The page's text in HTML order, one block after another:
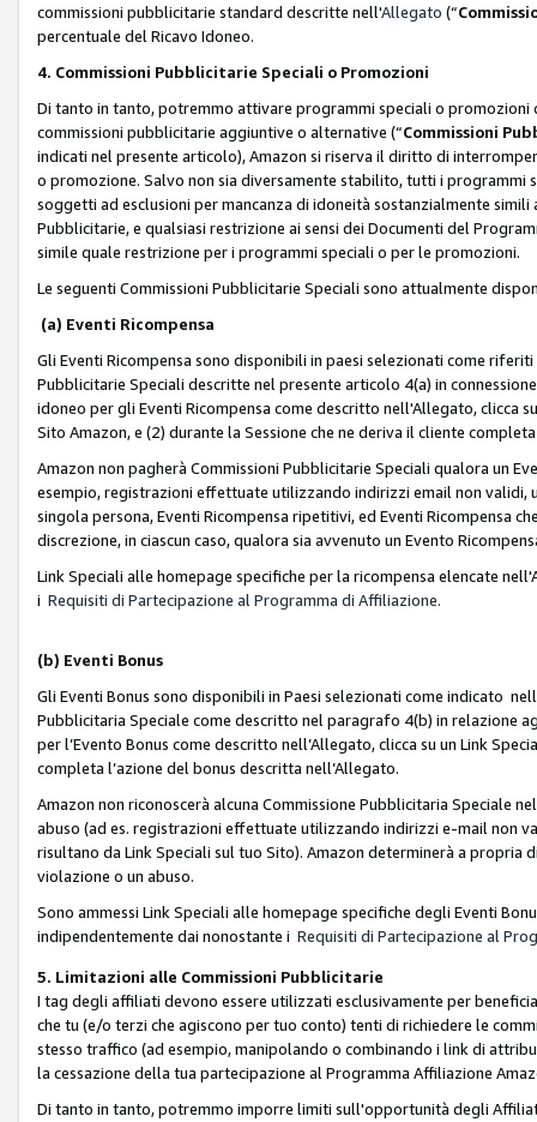
commissioni pubblicitarie standard descritte nell'Allegato (“
percentuale del Ricavo Idoneo.
4. Commissioni Pubblicitarie Speciali o Promozioni
Di tanto in tanto, potremmo attivare programmi speciali o
commissioni pubblicitarie aggiuntive o alternative (“Commissioni
indicati nel presente articolo), Amazon si riserva il diritto di
o promozione. Salvo non sia diversamente stabilito, tutti i
soggetti ad esclusioni per mancanza di idoneità sostanzialmente
Pubblicitarie, e qualsiasi restrizione ai sensi dei Documenti del
simile quale restrizione per i programmi speciali o per le promozioni.
Le seguenti Commissioni Pubblicitarie Speciali sono attualmente
(a) Eventi Ricompensa
Gli Eventi Ricompensa sono disponibili in paesi selezionati come
Pubblicitarie Speciali descritte nel presente articolo 4(a) in
idoneo per gli Eventi Ricompensa come descritto nell'Allegato, clicca
Sito Amazon, e (2) durante la Sessione che ne deriva il cliente
Amazon non pagherà Commissioni Pubblicitarie Speciali qualora un
esempio, registrazioni effettuate utilizzando indirizzi email non
singola persona, Eventi Ricompensa ripetitivi, ed Eventi Ricompensa
discrezione, in ciascun caso, qualora sia avvenuto un Evento
Link Speciali alle homepage specifiche per la ricompensa elencate
i Requisiti di Partecipazione al Programma di Affiliazione.
(b) Eventi Bonus
Gli Eventi Bonus sono disponibili in Paesi selezionati come indicato
Pubblicitaria Speciale come descritto nel paragrafo 4(b) in relazione
per l’Evento Bonus come descritto nell’Allegato, clicca su un Link
completa l’azione del bonus descritta nell’Allegato.
Amazon non riconoscerà alcuna Commissione Pubblicitaria Speciale
abuso (ad es. registrazioni effettuate utilizzando indirizzi e-mail non
risultano da Link Speciali sul tuo Sito). Amazon determinerà a propria
violazione o un abuso.
Sono ammessi Link Speciali alle homepage specifiche degli Eventi
indipendentemente dai nonostante i Requisiti di Partecipazione al
5. Limitazioni alle Commissioni Pubblicitarie
I tag degli affiliati devono essere utilizzati esclusivamente per
che tu (e/o terzi che agiscono per tuo conto) tenti di richiedere le
stesso traffico (ad esempio, manipolando o combinando i link di
la cessazione della tua partecipazione al Programma Affiliazione
Di tanto in tanto, potremmo imporre limiti sull'opportunità degli